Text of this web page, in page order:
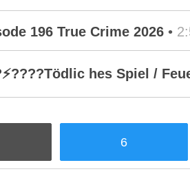
196 True Crime 2026 •
hes Spiel /
6